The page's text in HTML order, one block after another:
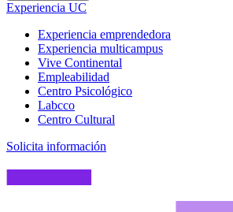
Experiencia UC
Experiencia emprendedora
Experiencia multicampus
Vive Continental
Empleabilidad
Centro Psicológico
Labcco
Centro Cultural
Solicita información